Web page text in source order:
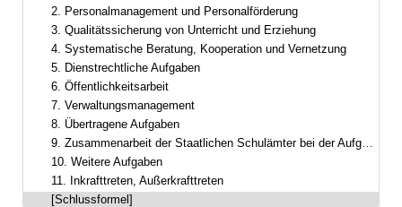
2. Personalmanagement und Personalförderung
3. Qualitätssicherung von Unterricht und Erziehung
4. Systematische Beratung, Kooperation und Vernetzung
5. Dienstrechtliche Aufgaben
6. Öffentlichkeitsarbeit
7. Verwaltungsmanagement
8. Übertragene Aufgaben
9. Zusammenarbeit der Staatlichen Schulämter bei der Aufgabenerfüllung
10. Weitere Aufgaben
11. Inkrafttreten, Außerkrafttreten
[Schlussformel]